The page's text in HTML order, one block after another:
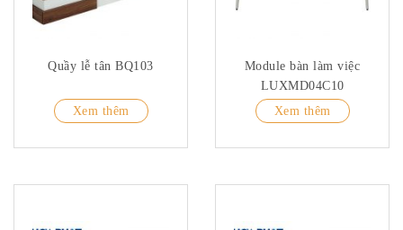
Quầy lễ tân BQ103
Xem thêm
Module bàn làm việc
LUXMD04C10
Xem thêm